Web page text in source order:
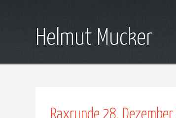
Helmut Mucker
Raxrunde 28.